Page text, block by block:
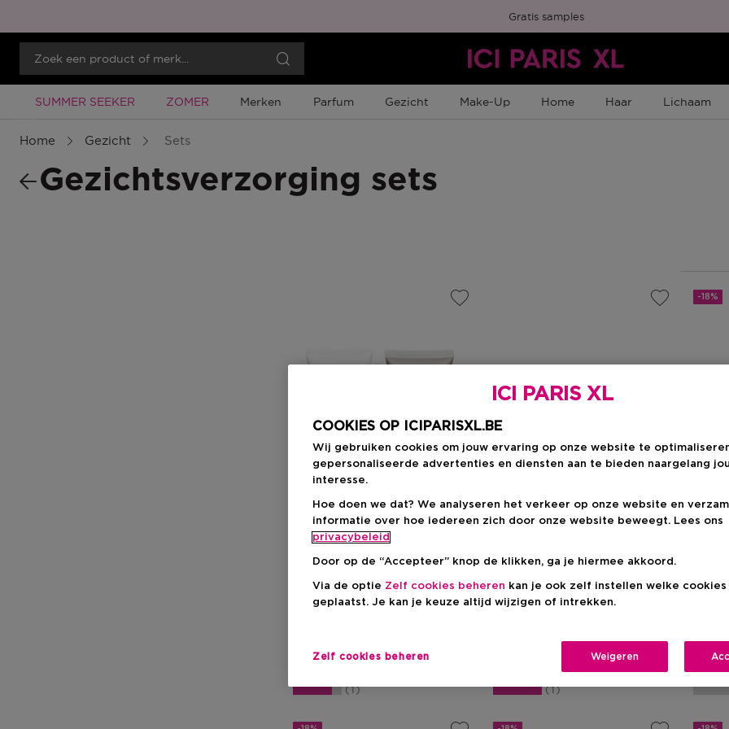
Gratis samples
Tijdelijke Promotie
SUMMER SEEKER Tijdelijke Promotie
ZOMER Merken Parfum Gezicht Make-Up Home Haar Lichaam
Home Gezicht Sets
Gezichtsverzorging sets
The Clear Set
1
De Protect & Glow Kit
1
-18%
€
ICI PARIS XL
COOKIES OP ICIPARISXL.BE
Wij gebruiken cookies om jouw ervaring op onze website te
gepersonaliseerde advertenties en diensten aan te bieden naargelang
interesse.
Hoe doen we dat? We analyseren het verkeer op onze website en
informatie over hoe iedereen zich door onze website beweegt. Lees ons
privacybeleid
Door op de “Accepteer” knop de klikken, ga je hiermee akkoord.
Via de optie Zelf cookies beheren kan je ook zelf instellen welke cookies
geplaatst. Je kan je keuze altijd wijzigen of intrekken.
Zelf cookies beheren Weigeren